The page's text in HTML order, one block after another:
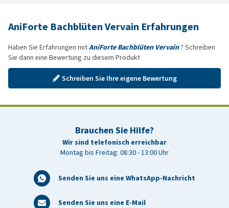
AniForte Bachblüten Vervain Erfahrungen
Haben Sie Erfahrungen mitAniForte Bachblüten Vervain? Schreiben
Sie dann eine Bewertung zu diesem Produkt
Schreiben Sie Ihre eigene Bewertung
Brauchen Sie Hilfe?
Wir sind telefonisch erreichbar
Montag bis Freitag: 08:30 - 13:00 Uhr
Senden Sie uns eine WhatsApp-Nachricht
Senden Sie uns eine E-Mail